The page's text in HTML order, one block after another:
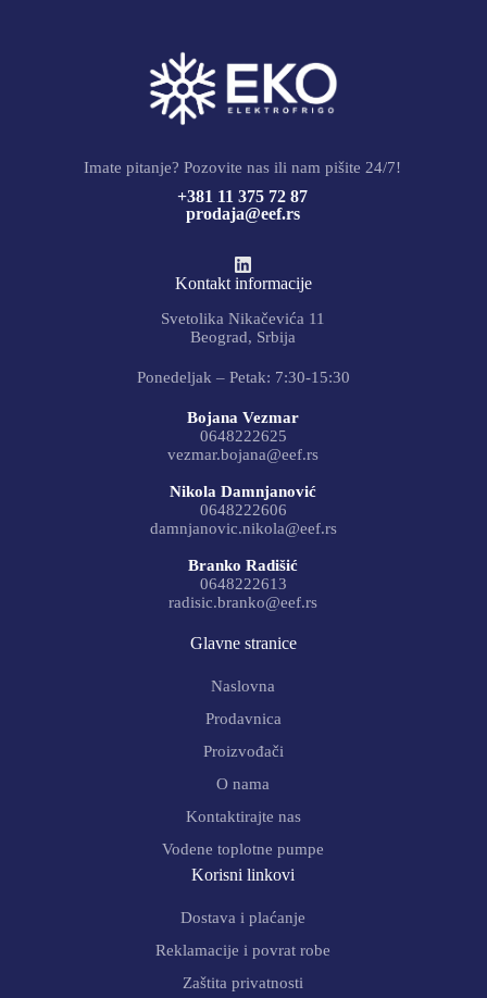
Imate pitanje? Pozovite nas ili nam pišite 24/7!
+381 11 375 72 87
prodaja@eef.rs
Kontakt informacije
Svetolika Nikačevića 11
Beograd, Srbija
Ponedeljak – Petak: 7:30-15:30
Bojana Vezmar
0648222625
vezmar.bojana@eef.rs
Nikola Damnjanović
0648222606
damnjanovic.nikola@eef.rs
Branko Radišić
0648222613
radisic.branko@eef.rs
Glavne stranice
Naslovna
Prodavnica
Proizvođači
O nama
Kontaktirajte nas
Vodene toplotne pumpe
Korisni linkovi
Dostava i plaćanje
Reklamacije i povrat robe
Zaštita privatnosti